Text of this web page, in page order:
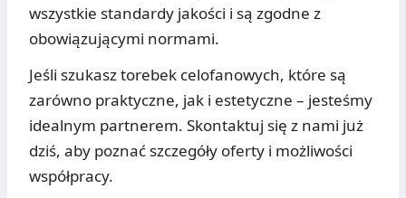
wszystkie standardy jakości i są zgodne z
obowiązującymi normami.
Jeśli szukasz torebek celofanowych, które są
zarówno praktyczne, jak i estetyczne – jesteśmy
idealnym partnerem. Skontaktuj się z nami już
dziś, aby poznać szczegóły oferty i możliwości
współpracy.